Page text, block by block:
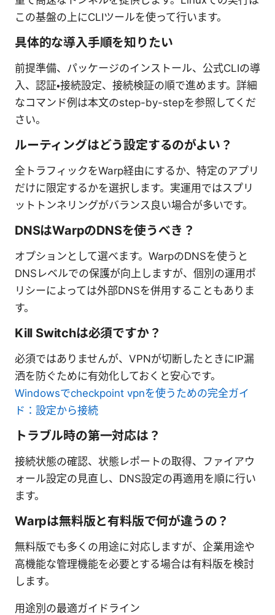
この基盤の上にCLIツールを使って行います。
具体的な導入手順を知りたい
前提準備、パッケージのインストール、公式CLIの導
入、認証・接続設定、接続検証の順で進めます。詳細
なコマンド例は本文のstep-by-stepを参照してくだ
さい。
ルーティングはどう設定するのがよい？
全トラフィックをWarp経由にするか、特定のアプリ
だけに限定するかを選択します。実運用ではスプリ
ットトンネリングがバランス良い場合が多いです。
DNSはWarpのDNSを使うべき？
オプションとして選べます。WarpのDNSを使うと
DNSレベルでの保護が向上しますが、個別の運用ポ
リシーによっては外部DNSを併用することもありま
す。
Kill Switchは必須ですか？
必須ではありませんが、VPNが切断したときにIP漏
洒を防ぐために有効化しておくと安心です。
Windowsでcheckpoint vpnを使うための完全ガイ
ド：設定から接続
トラブル時の第一対応は？
接続状態の確認、状態レポートの取得、ファイアウ
ォール設定の見直し、DNS設定の再適用を順に行い
ます。
Warpは無料版と有料版で何が違うの？
無料版でも多くの用途に対応しますが、企業用途や
高機能な管理機能を必要とする場合は有料版を検討
します。
用途別の最適ガイドライン